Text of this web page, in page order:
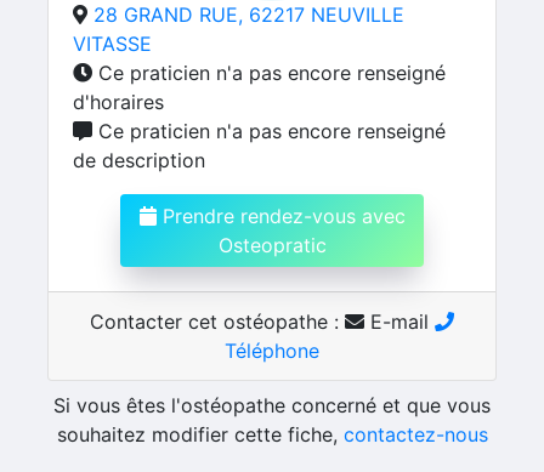
28 GRAND RUE, 62217 NEUVILLE
VITASSE
Ce praticien n'a pas encore renseigné
d'horaires
Ce praticien n'a pas encore renseigné
de description
Prendre rendez-vous avec
Osteopratic
Contacter cet ostéopathe :
E-mail
Téléphone
Si vous êtes l'ostéopathe concerné et que vous
souhaitez modifier cette fiche, contactez-nous